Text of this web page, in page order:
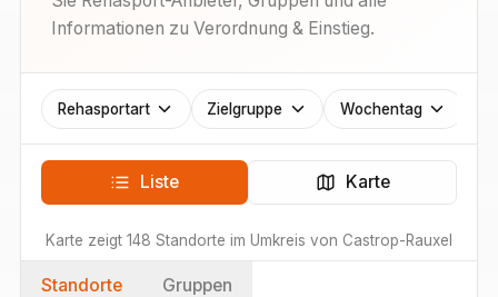
Informationen zu Verordnung & Einstieg.
Rehasportart Zielgruppe Wochentag
Liste Karte
Karte zeigt 148 Standorte im Umkreis von Castrop-Rauxel
Standorte Gruppen